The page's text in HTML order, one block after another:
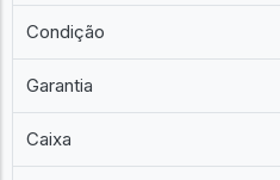
Condição
Garantia
Caixa